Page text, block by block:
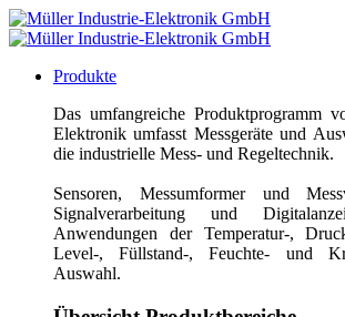
Produkte
Das umfangreiche Produktprogramm
Elektronik umfasst Messgeräte und
die industrielle Mess- und Regeltechnik.
Sensoren, Messumformer und
Signalverarbeitung und
Anwendungen der Temperatur-,
Level-, Füllstand-, Feuchte- und
Auswahl.